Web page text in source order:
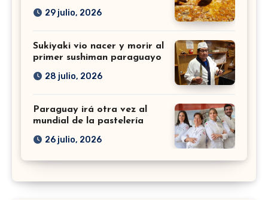
29 julio, 2026
Sukiyaki vio nacer y morir al
primer sushiman paraguayo
28 julio, 2026
Paraguay irá otra vez al
mundial de la pastelería
26 julio, 2026